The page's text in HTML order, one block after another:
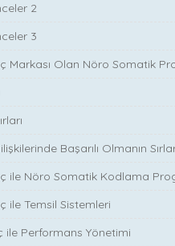
2
3
Markası Olan Nöro Somatik
Başarılı Olmanın
ile Nöro Somatik Kodlama
ile Temsil Sistemleri
ile Performans Yönetimi